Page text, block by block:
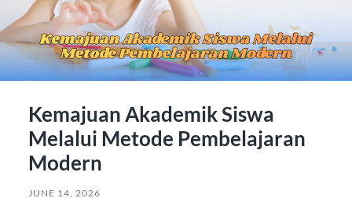
Kemajuan Akademik Siswa
Melalui Metode Pembelajaran
Modern
JUNE 14, 2026